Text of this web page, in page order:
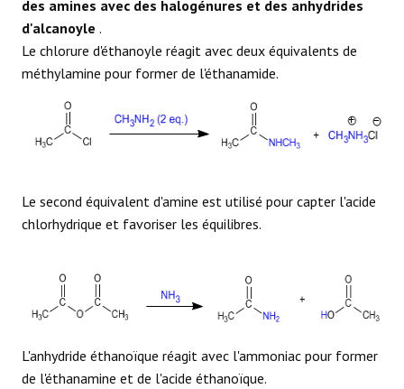
des amines avec des halogénures et des anhydrides
d'alcanoyle .
Le chlorure d'éthanoyle réagit avec deux équivalents de
méthylamine pour former de l'éthanamide.
Le second équivalent d'amine est utilisé pour capter l'acide
chlorhydrique et favoriser les équilibres.
L'anhydride éthanoïque réagit avec l'ammoniac pour former
de l'éthanamine et de l'acide éthanoïque.